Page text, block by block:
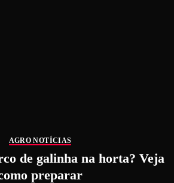
AGRO NOTÍCIAS
de galinha na horta? Veja
preparar